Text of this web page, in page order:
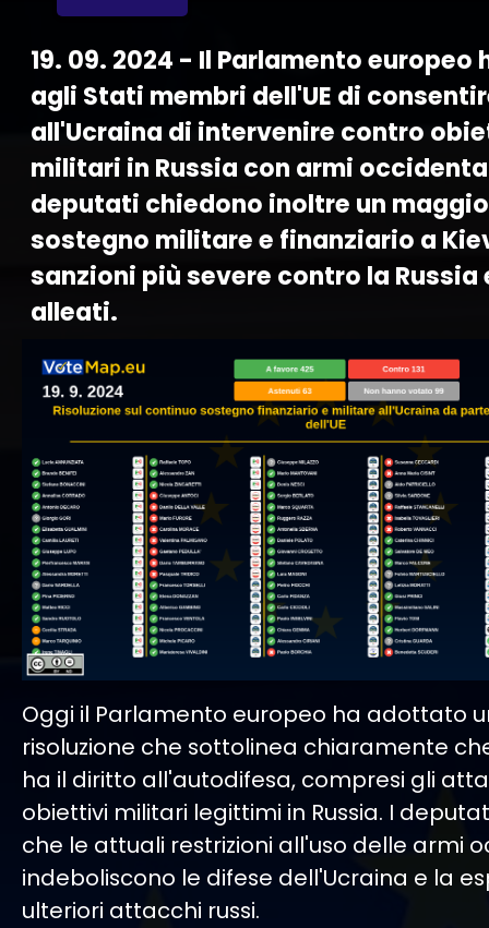
19. 09. 2024 - Il Parlamento europeo
agli Stati membri dell'UE di
all'Ucraina di intervenire contro
militari in Russia con armi
deputati chiedono inoltre un
sostegno militare e finanziario a
sanzioni più severe contro la Russia
alleati.
Oggi il Parlamento europeo ha adottato
risoluzione che sottolinea chiaramente
ha il diritto all'autodifesa, compresi gli
obiettivi militari legittimi in Russia. I
che le attuali restrizioni all'uso delle armi
indeboliscono le difese dell'Ucraina e la
ulteriori attacchi russi.